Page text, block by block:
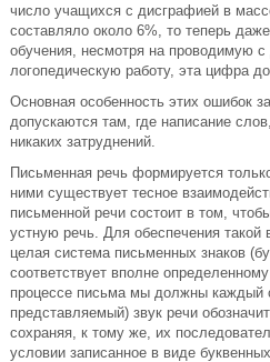
число учащихся с дисграфией в
составляло около 6%, то теперь
обучения, несмотря на проводимую с
логопедическую работу, эта цифра
Основная особенность этих ошибок
допускаются там, где написание
никаких затруднений.
Письменная речь формируется
ними существует тесное
письменной речи состоит в том,
устную речь. Для обеспечения такой
целая система письменных знаков
соответствует вполне
процессе письма мы должны
представляемый) звук речи
сохраняя, к тому же, их
условии записанное в виде